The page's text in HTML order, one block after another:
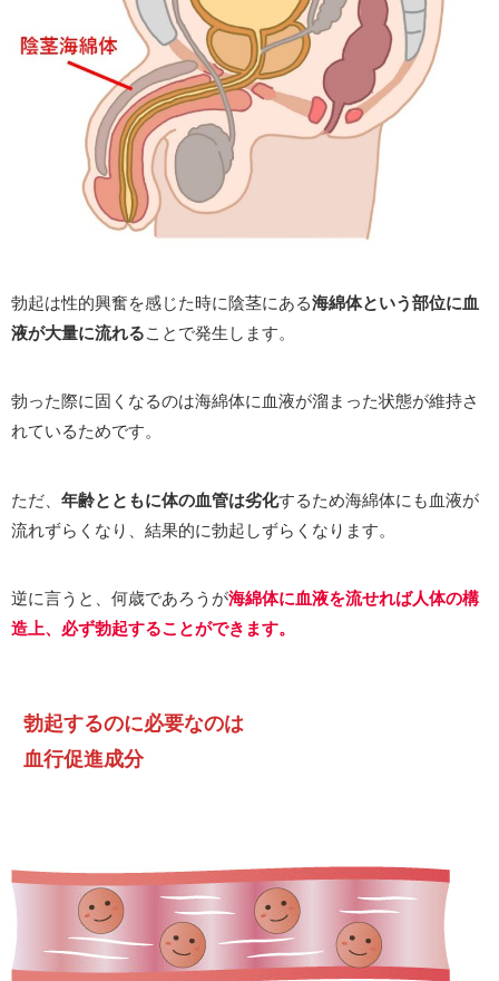
勃起は性的興奮を感じた時に陰茎にある海綿体という部位に血
液が大量に流れることで発生します。
勃った際に固くなるのは海綿体に血液が溜まった状態が維持さ
れているためです。
ただ、 年齢とともに体の血管は劣化するため海綿体にも血液が
流れずらくなり、結果的に勃起しずらくなります。
逆に言うと、何歳であろうが海綿体に血液を流せれば人体の構
造上、必ず勃起することができます。
勃起するのに必要なのは
血行促進成分